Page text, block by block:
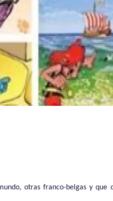
otras franco-belgas y que